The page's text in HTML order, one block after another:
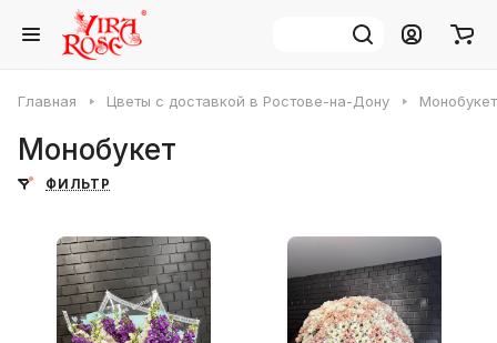
Главная Цветы с доставкой в Ростове-на-Дону Монобукет
Монобукет
ФИЛЬТР